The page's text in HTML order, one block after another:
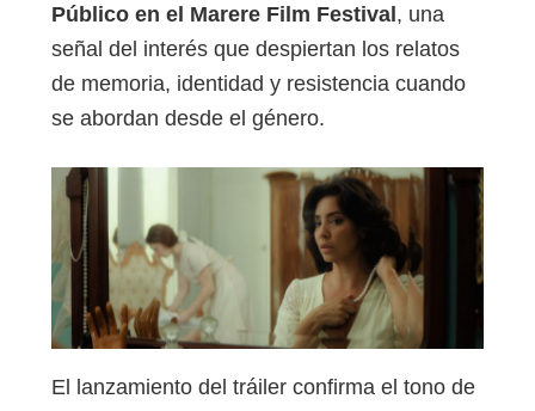
Público en el Marere Film Festival, una
señal del interés que despiertan los relatos
de memoria, identidad y resistencia cuando
se abordan desde el género.
El lanzamiento del tráiler confirma el tono de